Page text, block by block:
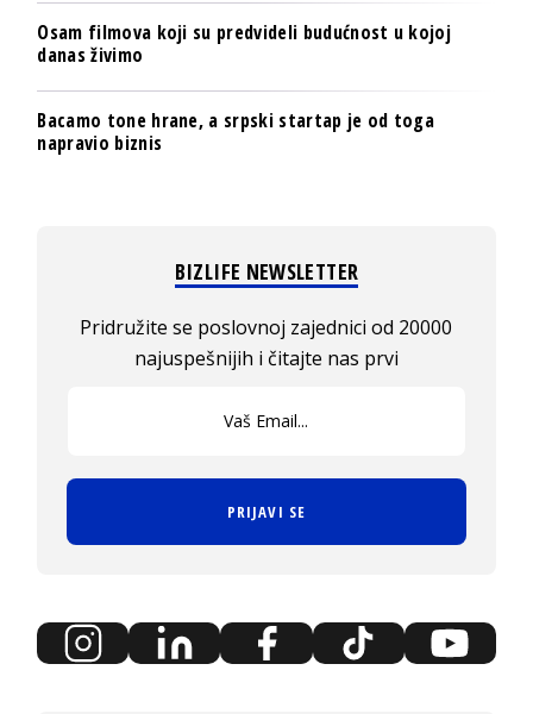
Osam filmova koji su predvideli budućnost u kojoj
danas živimo
Bacamo tone hrane, a srpski startap je od toga
napravio biznis
BIZLIFE NEWSLETTER
Pridružite se poslovnoj zajednici od 20000
najuspešnijih i čitajte nas prvi
PRIJAVI SE